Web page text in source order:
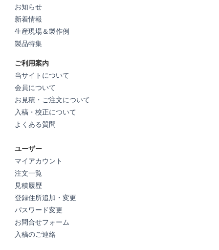
お知らせ
新着情報
生産現場＆製作例
製品特集
ご利用案内
当サイトについて
会員について
お見積・ご注文について
入稿・校正について
よくある質問
ユーザー
マイアカウント
注文一覧
見積履歴
登録住所追加・変更
パスワード変更
お問合せフォーム
入稿のご連絡